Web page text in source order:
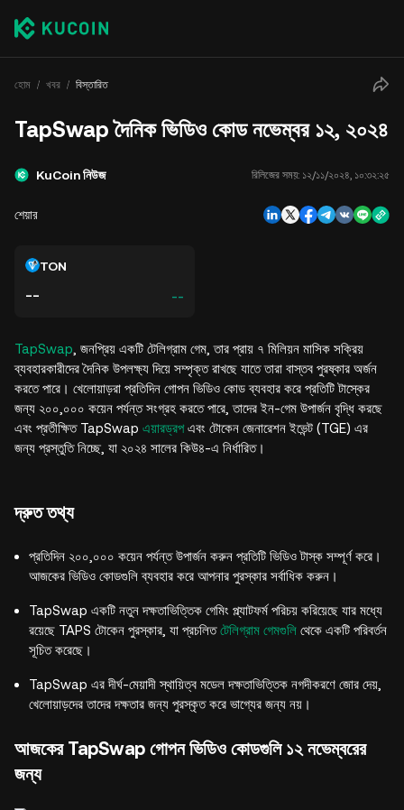
হোম খবর বিস্তারিত
TapSwap দৈনিক ভিডিও কোড নভেম্বর ১২, ২০২৪
KuCoin নিউজ রিলিজের সময়: ১২/১১/২০২৪, ১০:৩২:২৫
শেয়ার
TON
-- --
TapSwap , জনপ্রিয় একটি টেলিগ্রাম গেম, তার প্রায় ৭ মিলিয়ন মাসিক সক্রিয়
ব্যবহারকারীদের দৈনিক উপলক্ষ্য দিয়ে সম্পৃক্ত রাখছে যাতে তারা বাস্তব পুরষ্কার অর্জন
করতে পারে। খেলোয়াড়রা প্রতিদিন গোপন ভিডিও কোড ব্যবহার করে প্রতিটি টাস্কের
জন্য ২০০,০০০ কয়েন পর্যন্ত সংগ্রহ করতে পারে, তাদের ইন-গেম উপার্জন বৃদ্ধি করছে
এবং প্রতীক্ষিত TapSwap এয়ারড্রপএবং টোকেন জেনারেশন ইভেন্ট (TGE) এর
জন্য প্রস্তুতি নিচ্ছে, যা ২০২৪ সালের কিউ৪-এ নির্ধারিত।
দ্রুত তথ্য
প্রতিদিন ২০০,০০০ কয়েন পর্যন্ত উপার্জন করুন প্রতিটি ভিডিও টাস্ক সম্পূর্ণ করে।
আজকের ভিডিও কোডগুলি ব্যবহার করে আপনার পুরস্কার সর্বাধিক করুন।
TapSwap একটি নতুন দক্ষতাভিত্তিক গেমিং প্ল্যাটফর্ম পরিচয় করিয়েছে যার মধ্যে
রয়েছে TAPS টোকেন পুরস্কার, যা প্রচলিতটেলিগ্রাম গেমগুলি থেকে একটি পরিবর্তন
সূচিত করেছে।
TapSwap এর দীর্ঘ-মেয়াদী স্থায়িত্ব মডেল দক্ষতাভিত্তিক নগদীকরণে জোর দেয়,
খেলোয়াড়দের তাদের দক্ষতার জন্য পুরস্কৃত করে ভাগ্যের জন্য নয়।
আজকের TapSwap গোপন ভিডিও কোডগুলি ১২ নভেম্বরের
জন্য